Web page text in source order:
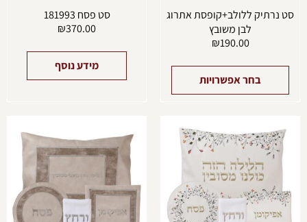
סט נרתיק ללולב+קופסת אתרוג
לבן משובץ
₪190.00
בחר אפשרויות
סט פסח 181993
₪370.00
מידע נוסף